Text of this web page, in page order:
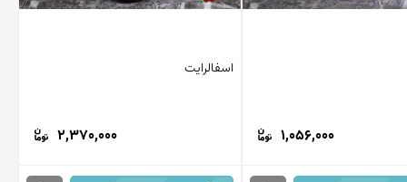
1,056,000
اسفالرایت
2,370,000